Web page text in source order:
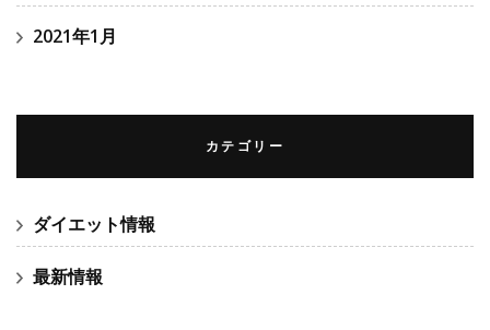
2021年1月
カテゴリー
ダイエット情報
最新情報